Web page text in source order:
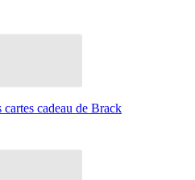
cadeau de Brack